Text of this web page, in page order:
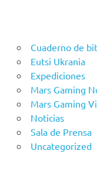
Cuaderno de
Eutsi Ukrania
Expediciones
Mars Gaming
Mars Gaming
Noticias
Sala de Prensa
Uncategorized